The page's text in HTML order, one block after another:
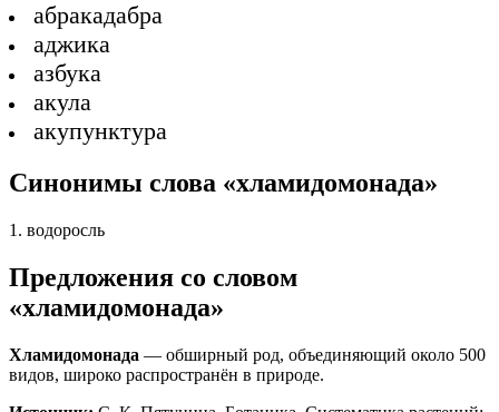
абракадабра
аджика
азбука
акула
акупунктура
Синонимы слова «хламидомонада»
1. водоросль
Предложения со словом
«хламидомонада»
Хламидомонада — обширный род, объединяющий около 500
видов, широко распространён в природе.